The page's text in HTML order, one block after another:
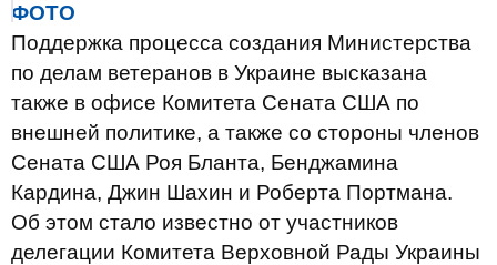
ФОТО
Поддержка процесса создания Министерства
по делам ветеранов в Украине высказана
также в офисе Комитета Сената США по
внешней политике, а также со стороны членов
Сената США Роя Бланта, Бенджамина
Кардина, Джин Шахин и Роберта Портмана.
Об этом стало известно от участников
делегации Комитета Верховной Рады Украины